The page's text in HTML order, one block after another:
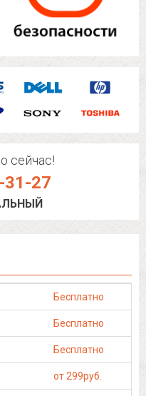
сейчас!
31-27
Бесплатно
Бесплатно
Бесплатно
от 299руб.